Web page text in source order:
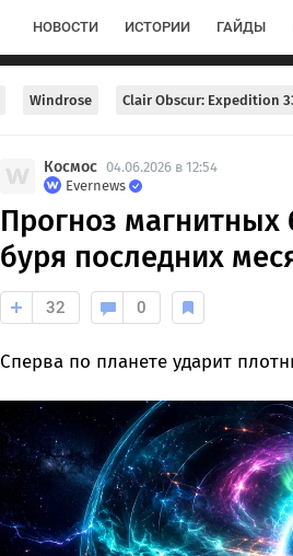
НОВОСТИ ИСТОРИИ ГАЙДЫ
Windrose Clair Obscur: Expedition
Космос 04.06.2026 в 12:54
Evernews
Прогноз магнитных
буря последних
32 0
Сперва по планете ударит